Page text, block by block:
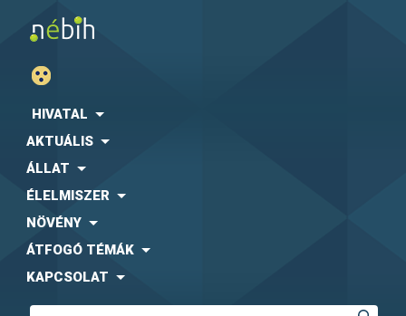
HIVATAL
AKTUÁLIS
ÁLLAT
ÉLELMISZER
NÖVÉNY
ÁTFOGÓ TÉMÁK
KAPCSOLAT